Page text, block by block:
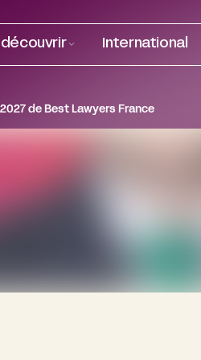
découvrir International
de Best Lawyers France